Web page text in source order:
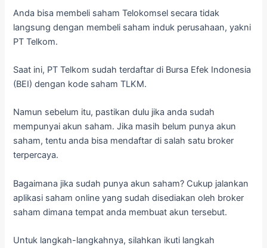
Anda bisa membeli saham Telokomsel secara tidak
langsung dengan membeli saham induk perusahaan, yakni
PT Telkom.
Saat ini, PT Telkom sudah terdaftar di Bursa Efek Indonesia
(BEI) dengan kode saham TLKM.
Namun sebelum itu, pastikan dulu jika anda sudah
mempunyai akun saham. Jika masih belum punya akun
saham, tentu anda bisa mendaftar di salah satu broker
terpercaya.
Bagaimana jika sudah punya akun saham? Cukup jalankan
aplikasi saham online yang sudah disediakan oleh broker
saham dimana tempat anda membuat akun tersebut.
Untuk langkah-langkahnya, silahkan ikuti langkah